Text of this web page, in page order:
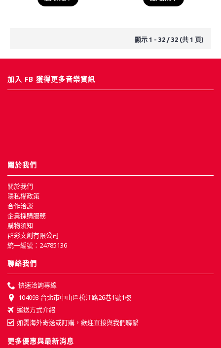
顯示 1 - 32 / 32 (共 1 頁)
加入 FB 獲得更多音樂資訊
關於我們
關於我們
隱私權政策
合作洽談
企業採購服務
購物須知
群彩文創有限公司
統一編號：24785136
聯絡我們
快速洽詢專線
104093 台北市中山區松江路26巷1號1樓
運送方式介紹
如需海外寄送或訂購，歡迎直接與我們聯繫
更多優惠與最新消息